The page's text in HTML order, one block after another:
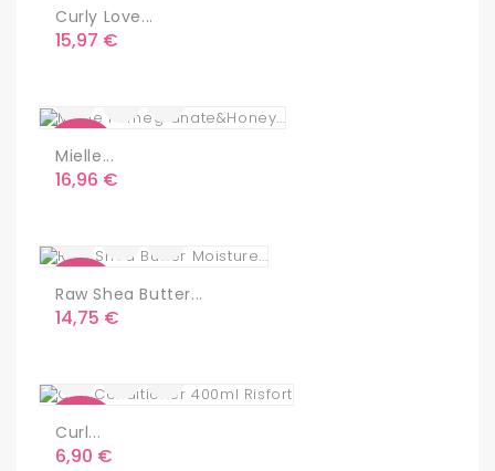
Curly Love...
Precio
15,97 €
Mielle...
Precio
16,96 €
Raw Shea Butter...
Precio
14,75 €
Curl...
Precio
6,90 €